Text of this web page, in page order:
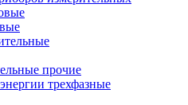
прочие
трехфазные